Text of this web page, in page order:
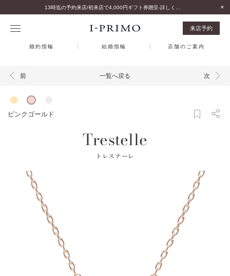
来店予約
婚約指輪 結婚指輪 店舗のご案内
前 一覧へ戻る 次
ピンクゴールド
Trestelle
トレステーレ